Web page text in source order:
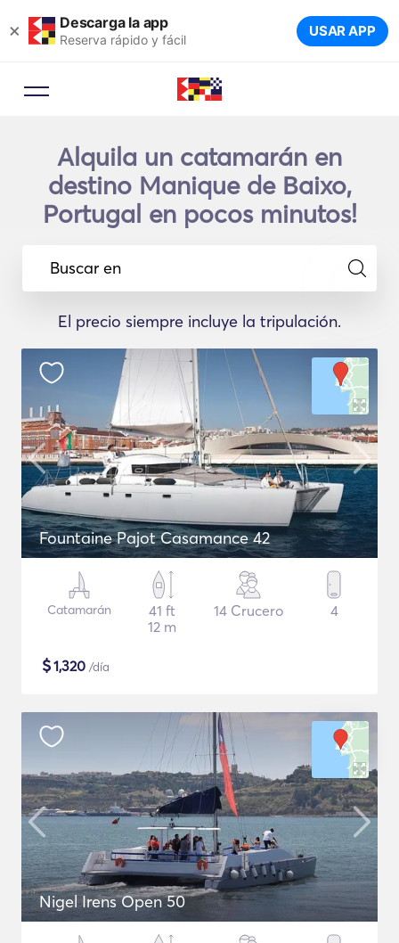
× Descarga la app
Reserva rápido y fácil USAR APP
Alquila un catamarán en
destino Manique de Baixo,
Portugal en pocos minutos!
Buscar en
El precio siempre incluye la tripulación.
Fountaine Pajot Casamance 42
Catamarán
41 ft
12 m
14 Crucero 4
$1,320 /día
Nigel Irens Open 50